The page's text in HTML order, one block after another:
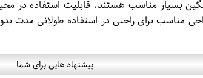
بسیار مناسب هستند. قابلیت استفاده
مناسب برای راحتی در استفاده طولانی مدت
پیشنهاد هایی برای شما